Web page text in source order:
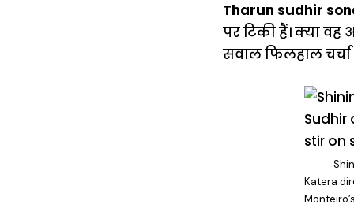
Tharun sudhir
पर टिकी हैं। क्या
सवाल फिलहाल चर्चा
Katera